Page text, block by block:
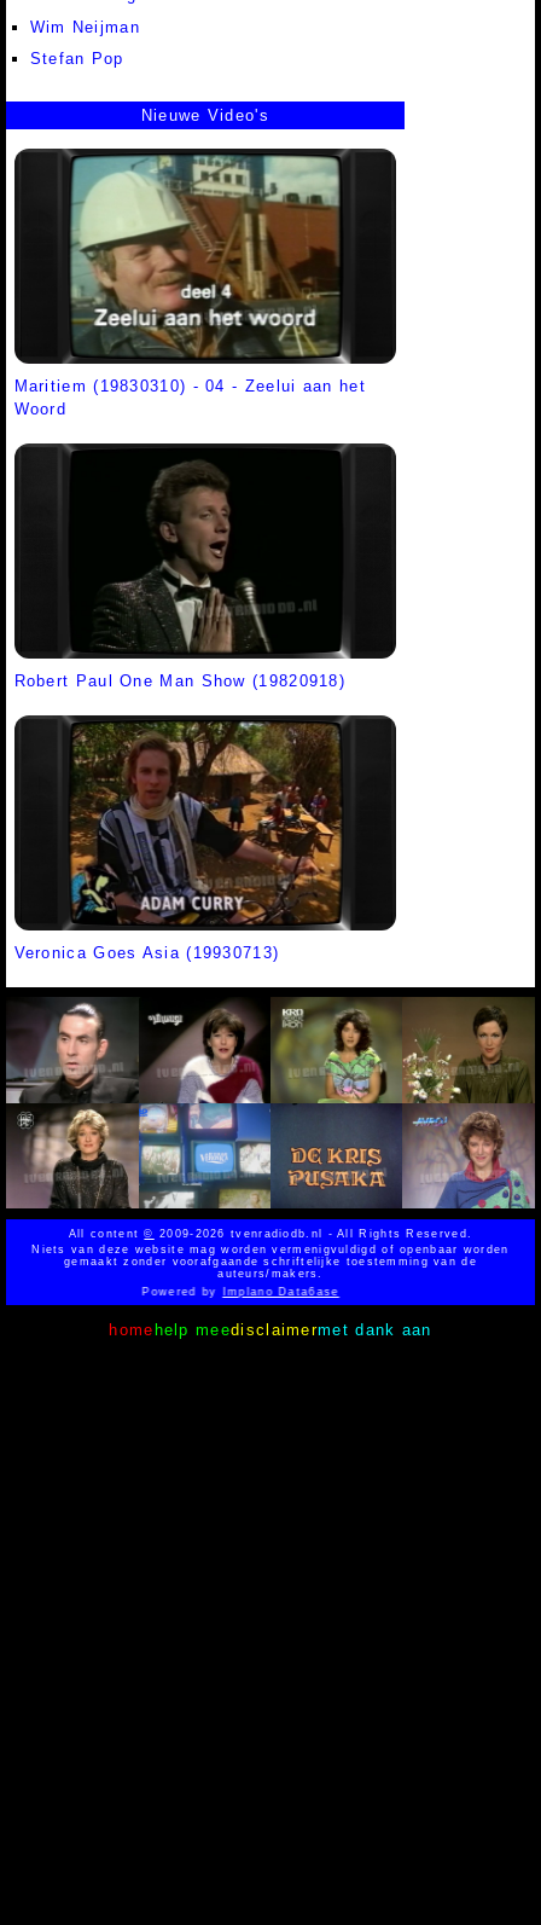
Wim Neijman
Stefan Pop
Nieuwe Video's
Maritiem (19830310) - 04 - Zeelui aan het
Woord
Robert Paul One Man Show (19820918)
Veronica Goes Asia (19930713)
All content© 2009-2026 tvenradiodb.nl - All Rights Reserved.
Niets van deze website mag worden vermenigvuldigd of openbaar worden
gemaakt zonder voorafgaande schriftelijke toestemming van de
auteurs/makers.
Powered byImplano Data6ase
homehelp meedisclaimermet dank aan